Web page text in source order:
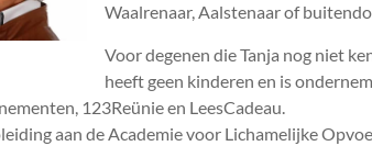
Waalrenaar, Aalstenaar of
Voor degenen die Tanja nog niet
heeft geen kinderen en is
123Reünie en LeesCadeau.
aan de Academie voor Lichamelijke